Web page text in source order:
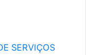
SERVIÇOS